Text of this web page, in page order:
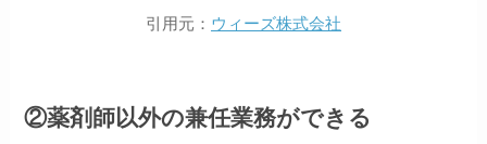
引用元： ウィーズ株式会社
②薬剤師以外の兼任業務ができる